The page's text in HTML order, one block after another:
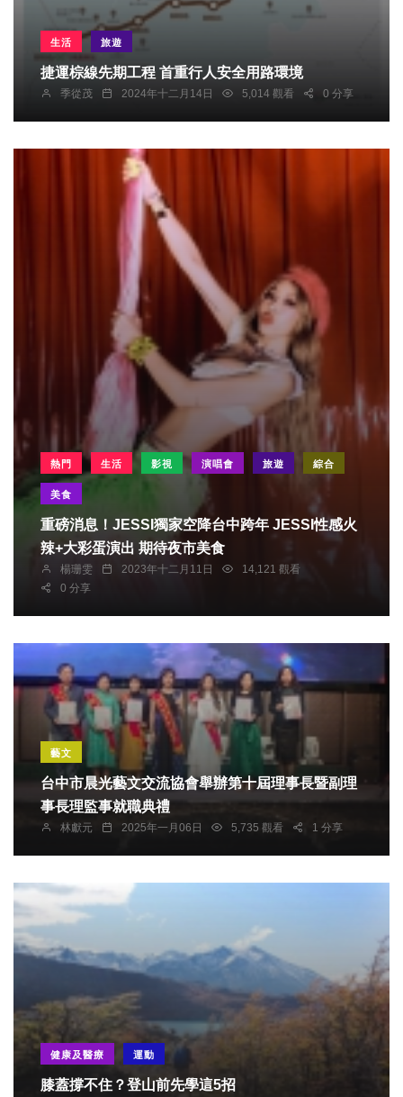
生活 旅遊
捷運棕線先期工程 首重行人安全用路環境
季從茂 2024年十二月14日 5,014 觀看 0 分享
熱門 生活 影視 演唱會 旅遊 綜合
美食
重磅消息！JESSI獨家空降台中跨年 JESSI性感火
辣+大彩蛋演出 期待夜市美食
楊珊雯 2023年十二月11日
14,121 觀看
0 分享
藝文
台中市晨光藝文交流協會舉辦第十屆理事長暨副理
事長理監事就職典禮
林獻元 2025年一月06日 5,735 觀看 1 分享
健康及醫療 運動
膝蓋撐不住？登山前先學這5招